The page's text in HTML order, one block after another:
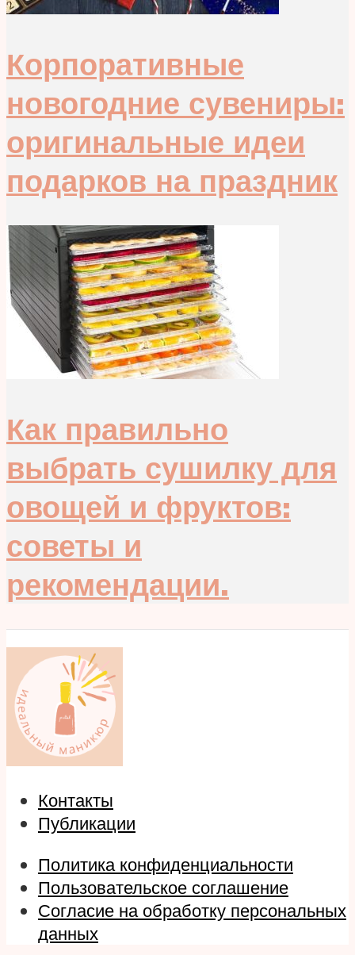
Корпоративные
новогодние сувениры:
оригинальные идеи
подарков на праздник
Как правильно
выбрать сушилку для
овощей и фруктов:
советы и
рекомендации.
Контакты
Публикации
Политика конфиденциальности
Пользовательское соглашение
Согласие на обработку персональных
данных